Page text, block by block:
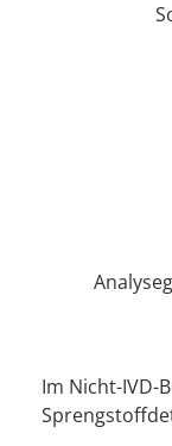
Im Nicht-IVD-